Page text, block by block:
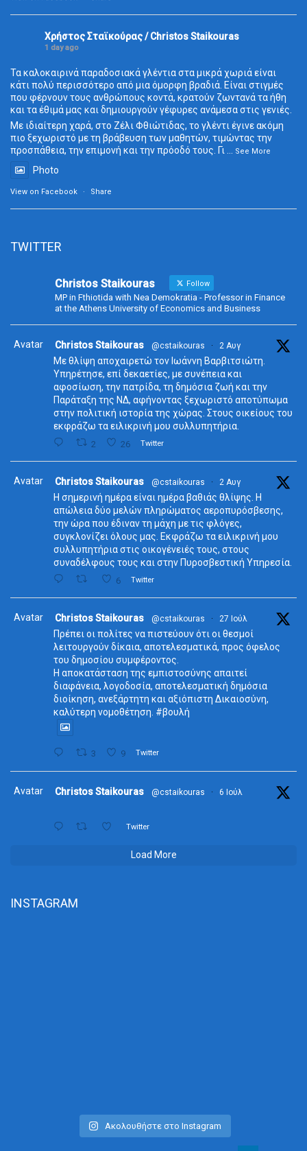
Χρήστος Σταϊκούρας / Christos Staikouras
1 day ago
Τα καλοκαιρινά παραδοσιακά γλέντια στα μικρά χωριά είναι
κάτι πολύ περισσότερο από μια όμορφη βραδιά. Είναι στιγμές
που φέρνουν τους ανθρώπους κοντά, κρατούν ζωντανά τα ήθη
και τα έθιμά μας και δημιουργούν γέφυρες ανάμεσα στις γενιές.
Με ιδιαίτερη χαρά, στο Ζέλι Φθιώτιδας, το γλέντι έγινε ακόμη
πιο ξεχωριστό με τη βράβευση των μαθητών, τιμώντας την
προσπάθεια, την επιμονή και την πρόοδό τους. Γι... See More
Photo
View on Facebook · Share
TWITTER
Christos Staikouras Follow
MP in Fthiotida with Nea Demokratia - Professor in Finance
at the Athens University of Economics and Business
Avatar Christos Staikouras @cstaikouras · 2 Αυγ
Με θλίψη αποχαιρετώ τον Ιωάννη Βαρβιτσιώτη.
Υπηρέτησε, επί δεκαετίες, με συνέπεια και
αφοσίωση, την πατρίδα, τη δημόσια ζωή και την
Παράταξη της ΝΔ, αφήνοντας ξεχωριστό αποτύπωμα
στην πολιτική ιστορία της χώρας. Στους οικείους του
εκφράζω τα ειλικρινή μου συλλυπητήρια.
2 26 Twitter
Avatar Christos Staikouras @cstaikouras · 2 Αυγ
Η σημερινή ημέρα είναι ημέρα βαθιάς θλίψης. Η
απώλεια δύο μελών πληρώματος αεροπυρόσβεσης,
την ώρα που έδιναν τη μάχη με τις φλόγες,
συγκλονίζει όλους μας. Εκφράζω τα ειλικρινή μου
συλλυπητήρια στις οικογένειές τους, στους
συναδέλφους τους και στην Πυροσβεστική Υπηρεσία.
6 Twitter
Avatar Christos Staikouras @cstaikouras · 27 Ιούλ
Πρέπει οι πολίτες να πιστεύουν ότι οι θεσμοί
λειτουργούν δίκαια, αποτελεσματικά, προς όφελος
του δημοσίου συμφέροντος.
Η αποκατάσταση της εμπιστοσύνης απαιτεί
διαφάνεια, λογοδοσία, αποτελεσματική δημόσια
διοίκηση, ανεξάρτητη και αξιόπιστη Δικαιοσύνη,
καλύτερη νομοθέτηση. #βουλή
3 9 Twitter
Avatar Christos Staikouras @cstaikouras · 6 Ιούλ
Twitter
Load More
INSTAGRAM
Ακολουθήστε στο Instagram